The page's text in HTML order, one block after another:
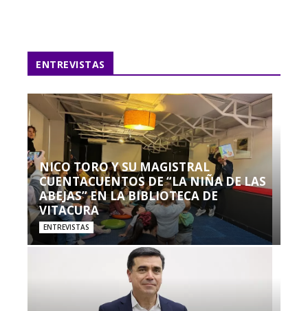
ENTREVISTAS
NICO TORO Y SU MAGISTRAL
CUENTACUENTOS DE “LA NIÑA DE LAS
ABEJAS” EN LA BIBLIOTECA DE
VITACURA
ENTREVISTAS